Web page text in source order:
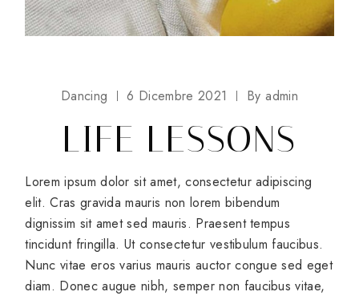
Dancing 6 Dicembre 2021 By admin
LIFE LESSONS
Lorem ipsum dolor sit amet, consectetur adipiscing
elit. Cras gravida mauris non lorem bibendum
dignissim sit amet sed mauris. Praesent tempus
tincidunt fringilla. Ut consectetur vestibulum faucibus.
Nunc vitae eros varius mauris auctor congue sed eget
diam. Donec augue nibh, semper non faucibus vitae,